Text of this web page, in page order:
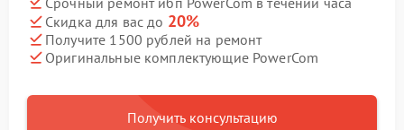
Скидка для вас до 20%
Получите 1500 рублей на ремонт
Оригинальные комплектующие PowerCom
Получить консультацию